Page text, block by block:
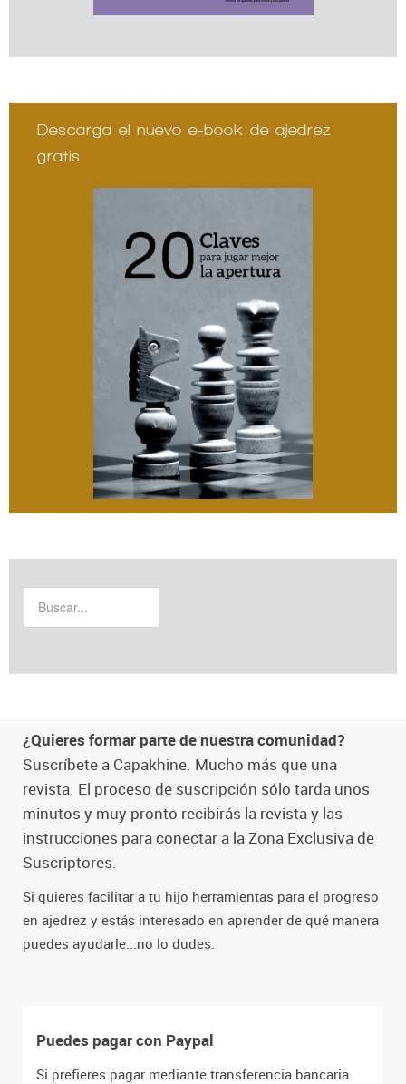
Descarga el nuevo e-book de ajedrez
gratis
¿Quieres formar parte de nuestra comunidad?
Suscríbete a Capakhine. Mucho más que una
revista. El proceso de suscripción sólo tarda unos
minutos y muy pronto recibirás la revista y las
instrucciones para conectar a la Zona Exclusiva de
Suscriptores.
Si quieres facilitar a tu hijo herramientas para el progreso
en ajedrez y estás interesado en aprender de qué manera
puedes ayudarle...no lo dudes.
Puedes pagar con Paypal
Si prefieres pagar mediante transferencia bancaria